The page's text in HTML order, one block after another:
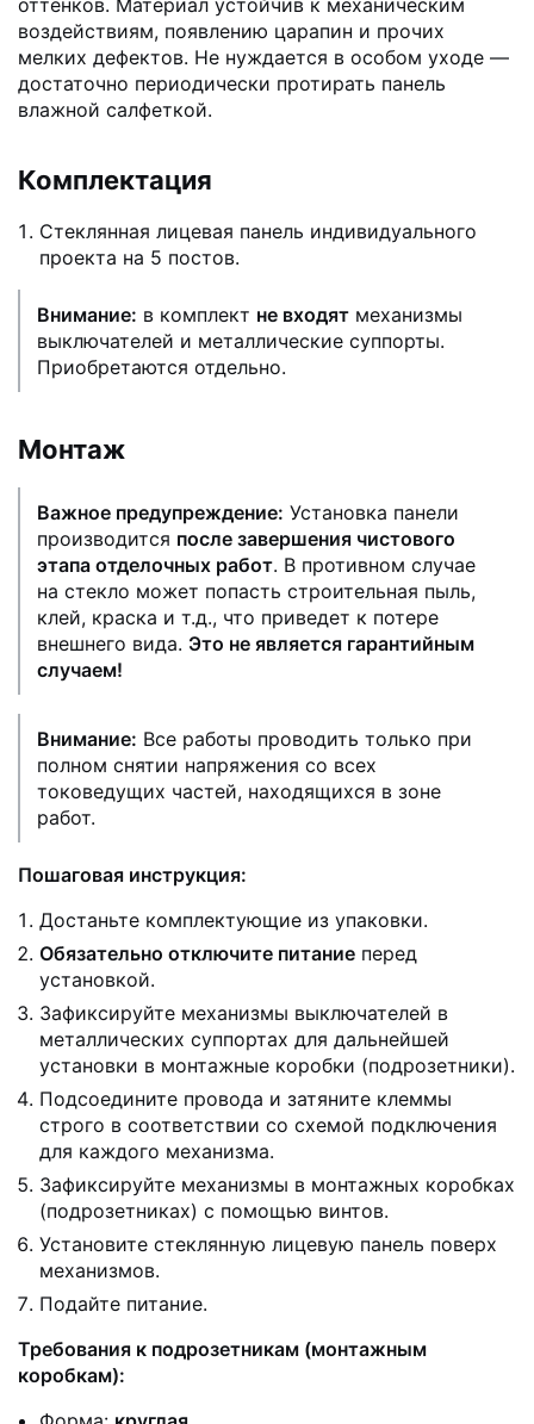
оттенков. Материал устойчив к механическим
воздействиям, появлению царапин и прочих
мелких дефектов. Не нуждается в особом уходе —
достаточно периодически протирать панель
влажной салфеткой.
Комплектация
Стеклянная лицевая панель индивидуального
проекта на 5 постов.
Внимание: в комплект не входят механизмы
выключателей и металлические суппорты.
Приобретаются отдельно.
Монтаж
Важное предупреждение: Установка панели
производится после завершения чистового
этапа отделочных работ. В противном случае
на стекло может попасть строительная пыль,
клей, краска и т.д., что приведет к потере
внешнего вида. Это не является гарантийным
случаем!
Внимание: Все работы проводить только при
полном снятии напряжения со всех
токоведущих частей, находящихся в зоне
работ.
Пошаговая инструкция:
Достаньте комплектующие из упаковки.
Обязательно отключите питание перед
установкой.
Зафиксируйте механизмы выключателей в
металлических суппортах для дальнейшей
установки в монтажные коробки (подрозетники).
Подсоедините провода и затяните клеммы
строго в соответствии со схемой подключения
для каждого механизма.
Зафиксируйте механизмы в монтажных коробках
(подрозетниках) с помощью винтов.
Установите стеклянную лицевую панель поверх
механизмов.
Подайте питание.
Требования к подрозетникам (монтажным
коробкам):